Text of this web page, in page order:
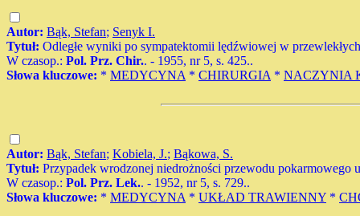
Autor: Bąk, Stefan; Senyk I.
Tytuł: Odległe wyniki po sympatektomii lędźwiowej w
W czasop.: Pol. Prz. Chir.. - 1955, nr 5, s. 425..
Słowa kluczowe: * MEDYCYNA * CHIRURGIA * NACZYNIA
Autor: Bąk, Stefan; Kobiela, J.; Bąkowa, S.
Tytuł: Przypadek wrodzonej niedrożności przewodu pokarmowego
W czasop.: Pol. Prz. Lek.. - 1952, nr 5, s. 729..
Słowa kluczowe: * MEDYCYNA * UKŁAD TRAWIENNY *